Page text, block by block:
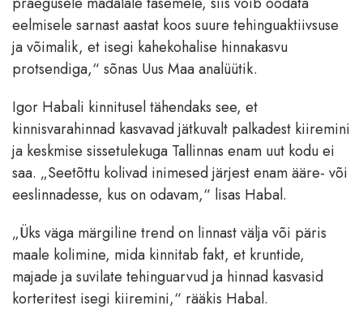
eelmisele sarnast aastat koos suure tehinguaktiivsuse
ja võimalik, et isegi kahekohalise hinnakasvu
protsendiga,“ sõnas Uus Maa analüütik.
Igor Habali kinnitusel tähendaks see, et
kinnisvarahinnad kasvavad jätkuvalt palkadest kiiremini
ja keskmise sissetulekuga Tallinnas enam uut kodu ei
saa. „Seetõttu kolivad inimesed järjest enam ääre- või
eeslinnadesse, kus on odavam,“ lisas Habal.
„Üks väga märgiline trend on linnast välja või päris
maale kolimine, mida kinnitab fakt, et kruntide,
majade ja suvilate tehinguarvud ja hinnad kasvasid
korteritest isegi kiiremini,“ rääkis Habal.